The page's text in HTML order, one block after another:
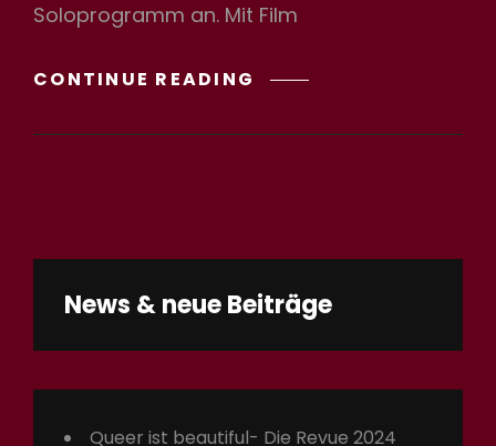
Soloprogramm an. Mit Film
CONTINUE READING CELLULOID
CELLULITIS
News & neue Beiträge
Queer ist beautiful- Die Revue 2024